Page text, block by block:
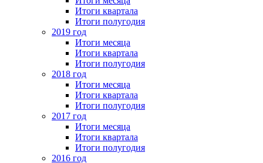
Итоги квартала
Итоги полугодия
2019 год
Итоги месяца
Итоги квартала
Итоги полугодия
2018 год
Итоги месяца
Итоги квартала
Итоги полугодия
2017 год
Итоги месяца
Итоги квартала
Итоги полугодия
2016 год